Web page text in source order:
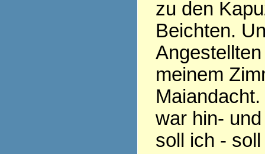
zu den
Beichten.
meinem
war hin-
soll ich -